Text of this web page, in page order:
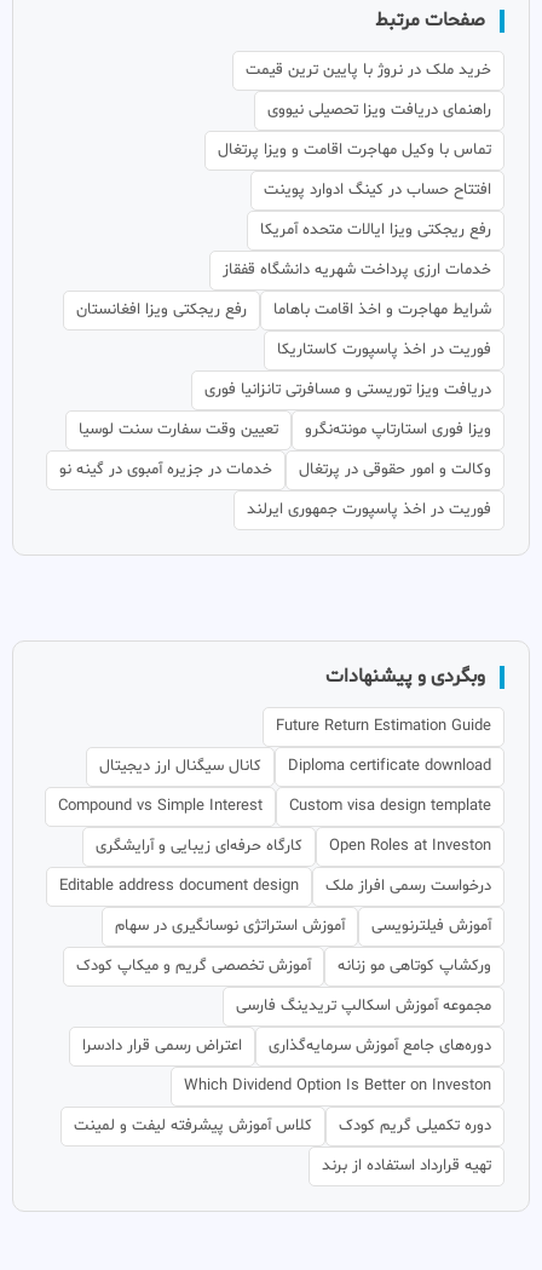
صفحات مرتبط
خرید ملک در نروژ با پایین ترین قیمت
راهنمای دریافت ویزا تحصیلی نیووی
تماس با وکیل مهاجرت اقامت و ویزا پرتغال
افتتاح حساب در کینگ ادوارد پوینت
رفع ریجکتی ویزا ایالات متحده آمریکا
خدمات ارزی پرداخت شهریه دانشگاه قفقاز
شرایط مهاجرت و اخذ اقامت باهاما
رفع ریجکتی ویزا افغانستان
فوریت در اخذ پاسپورت کاستاریکا
دریافت ویزا توریستی و مسافرتی تانزانیا فوری
ویزا فوری استارتاپ مونته‌نگرو
تعیین وقت سفارت سنت لوسیا
وکالت و امور حقوقی در پرتغال
خدمات در جزیره آمبوی در گینه نو
فوریت در اخذ پاسپورت جمهوری ایرلند
وبگردی و پیشنهادات
Future Return Estimation Guide
Diploma certificate download
کانال سیگنال ارز دیجیتال
Custom visa design template
Compound vs Simple Interest
Open Roles at Investon
کارگاه حرفه‌ای زیبایی و آرایشگری
درخواست رسمی افراز ملک
Editable address document design
آموزش فیلترنویسی
آموزش استراتژی نوسانگیری در سهام
ورکشاپ کوتاهی مو زنانه
آموزش تخصصی گریم و میکاپ کودک
مجموعه آموزش اسکالپ تریدینگ فارسی
دوره‌های جامع آموزش سرمایه‌گذاری
اعتراض رسمی قرار دادسرا
Which Dividend Option Is Better on Investon
دوره تکمیلی گریم کودک
کلاس آموزش پیشرفته لیفت و لمینت
تهیه قرارداد استفاده از برند